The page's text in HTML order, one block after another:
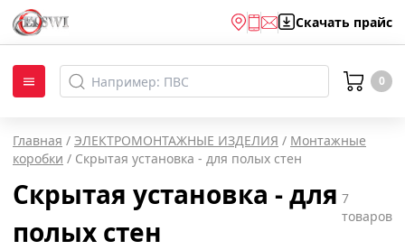
Скачать прайс
0
Главная / ЭЛЕКТРОМОНТАЖНЫЕ ИЗДЕЛИЯ / Монтажные
коробки / Скрытая установка - для полых стен
Скрытая установка - для
полых стен
7
товаров